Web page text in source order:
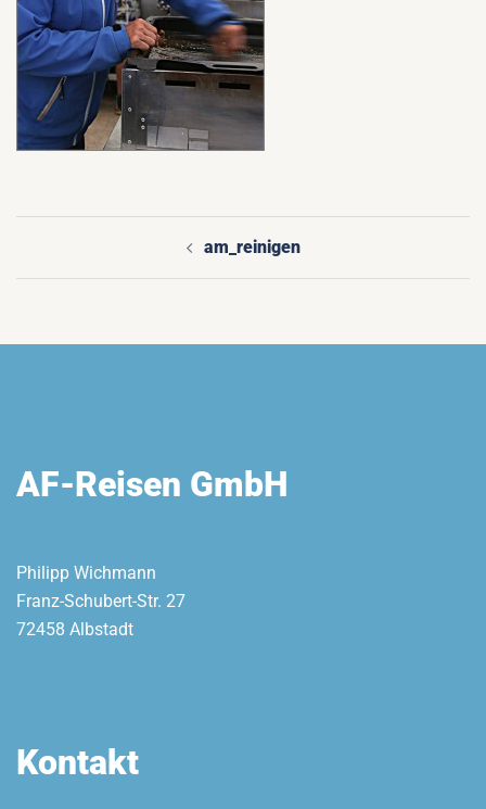
Beitragsnavigation
am_reinigen
AF-Reisen GmbH
Philipp Wichmann
Franz-Schubert-Str. 27
72458 Albstadt
Kontakt